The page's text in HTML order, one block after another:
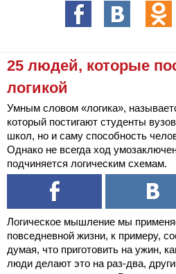
25 людей, которые
логикой
Умным словом «логика»,
который постигают студенты
школ, но и саму способность
Однако не всегда ход
подчиняется логическим схемам.
Логическое мышление мы
повседневной жизни, к примеру,
думая, что приготовить на ужин,
люди делают это на раз-два,